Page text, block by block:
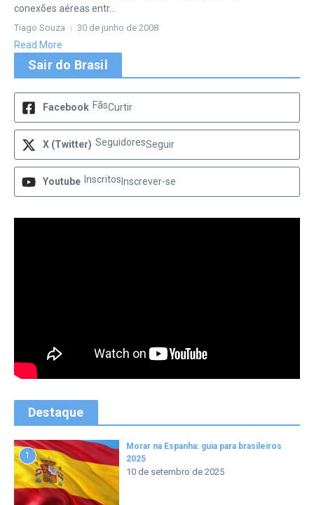
conexões aéreas entr...
Tiago Souza 30 de junho de 2008
Read More
Sair do Brasil
Facebook FãsCurtir
X (Twitter) SeguidoresSeguir
Youtube Inscritos Inscrever-se
Destaque
1
Morar na Espanha: guia para brasileiros
2025
10 de setembro de 2025